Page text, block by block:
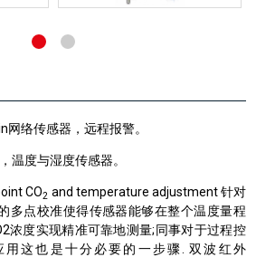
络传感器，远程报警。
温度与湿度传感器。
CO2 and temperature adjustment 针对
多点校准使得传感器能够在整个温度量程
浓度实现精准可靠地测量;同事对于过程控
用这也是十分必要的一步骤. 双波红外